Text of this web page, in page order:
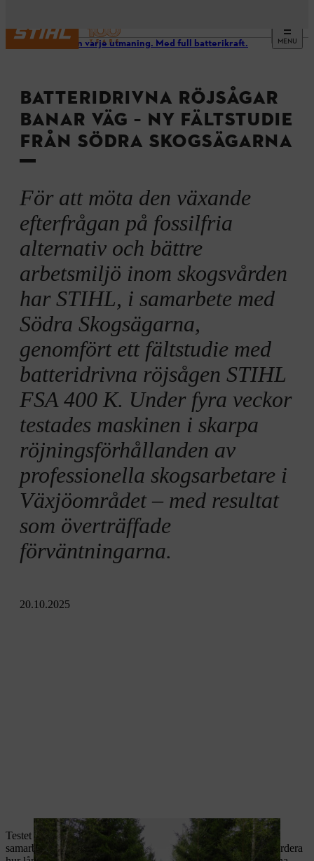
MENU
Ta dig an varje utmaning. Med full batterikraft.
BATTERIDRIVNA RÖJSÅGAR
BANAR VÄG – NY FÄLTSTUDIE
FRÅN SÖDRA SKOGSÄGARNA
För att möta den växande
efterfrågan på fossilfria
alternativ och bättre
arbetsmiljö inom skogsvården
har STIHL, i samarbete med
Södra Skogsägarna,
genomfört ett fältstudie med
batteridrivna röjsågen STIHL
FSA 400 K. Under fyra veckor
testades maskinen i skarpa
röjningsförhållanden av
professionella skogsarbetare i
Växjöområdet – med resultat
som överträffade
förväntningarna.
20.10.2025
Testet inleddes i februari 2025, och bakom testet står STIHL i
samarbete med Södra Skogsägarna, där syftet har varit att utvärdera